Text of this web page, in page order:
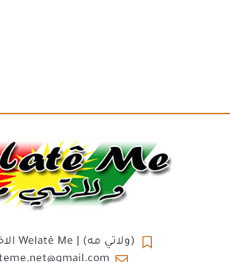
(ولاتي مه) | Welatê Me الاخباري الكور